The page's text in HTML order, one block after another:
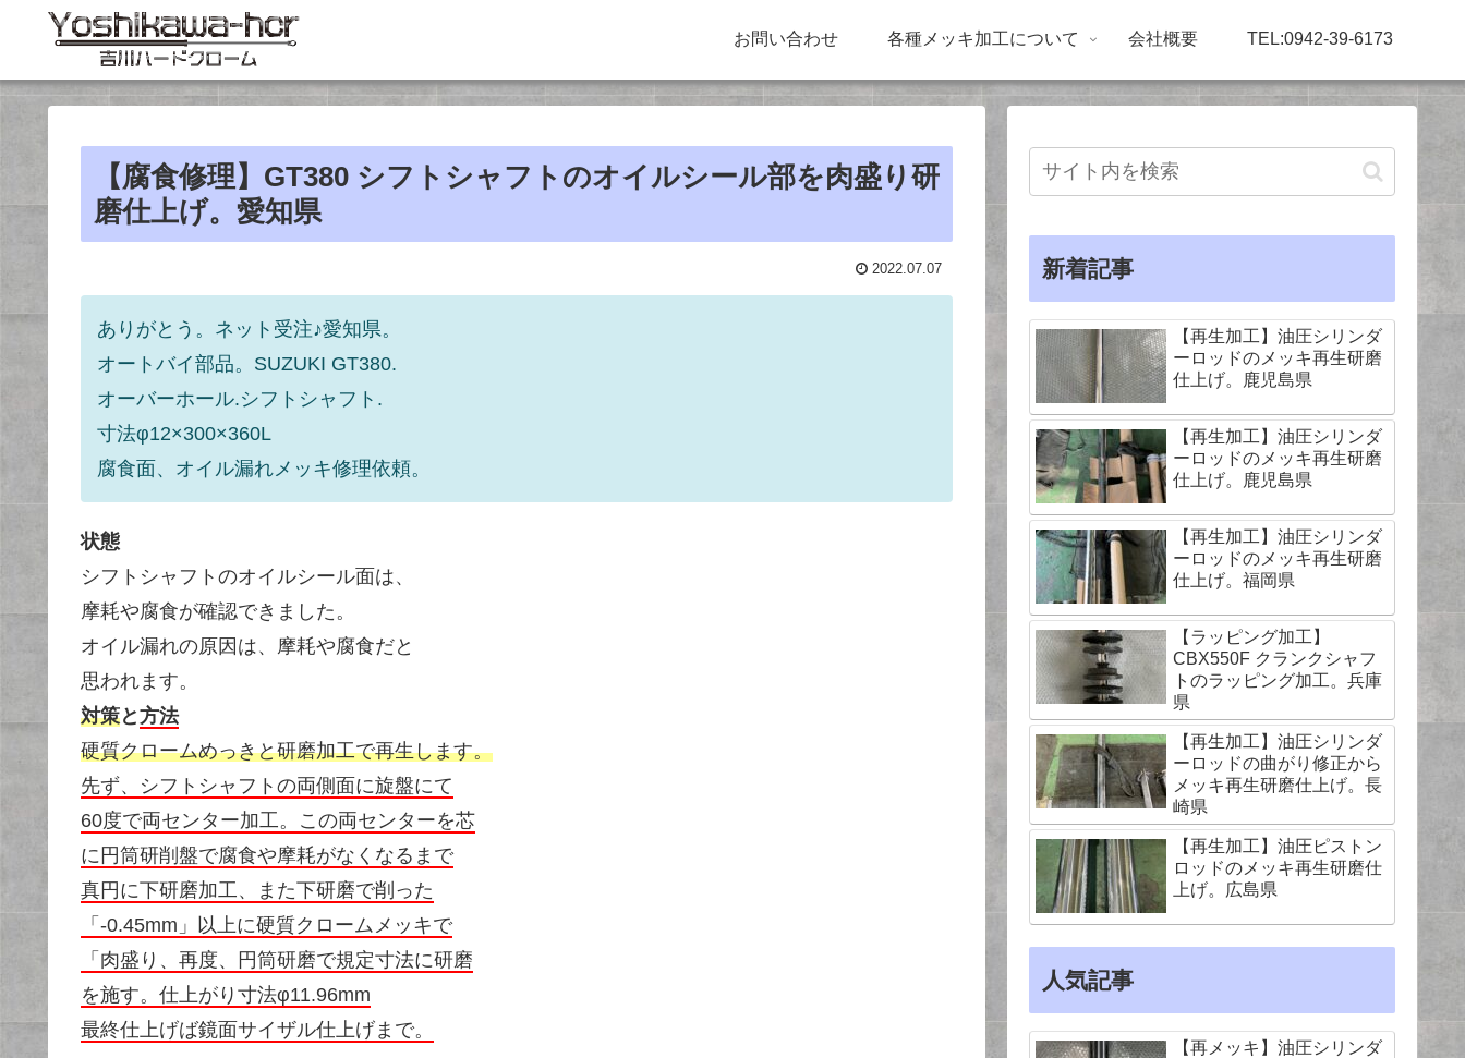
お問い合わせ 各種メッキ加工について 会社概要 TEL:0942-39-6173
【腐食修理】GT380 シフトシャフトのオイルシール部を肉盛り研
磨仕上げ。愛知県
2022.07.07
ありがとう。ネット受注♪愛知県。
オートバイ部品。SUZUKI GT380.
オーバーホール.シフトシャフト.
寸法φ12×300×360L
腐食面、オイル漏れメッキ修理依頼。
状態
シフトシャフトのオイルシール面は、
摩耗や腐食が確認できました。
オイル漏れの原因は、摩耗や腐食だと
思われます。
対策と方法
硬質クロームめっきと研磨加工で再生します。
先ず、シフトシャフトの両側面に旋盤にて
60度で両センター加工。この両センターを芯
に円筒研削盤で腐食や摩耗がなくなるまで
真円に下研磨加工、また下研磨で削った
「-0.45mm」以上に硬質クロームメッキで
「肉盛り、再度、円筒研磨で規定寸法に研磨
を施す。仕上がり寸法φ11.96mm
最終仕上げば鏡面サイザル仕上げまで。
新着記事
【再生加工】油圧シリンダ
ーロッドのメッキ再生研磨
仕上げ。鹿児島県
【再生加工】油圧シリンダ
ーロッドのメッキ再生研磨
仕上げ。鹿児島県
【再生加工】油圧シリンダ
ーロッドのメッキ再生研磨
仕上げ。福岡県
【ラッピング加工】
CBX550F クランクシャフ
トのラッピング加工。兵庫
県
【再生加工】油圧シリンダ
ーロッドの曲がり修正から
メッキ再生研磨仕上げ。長
崎県
【再生加工】油圧ピストン
ロッドのメッキ再生研磨仕
上げ。広島県
人気記事
【再メッキ】油圧シリンダ